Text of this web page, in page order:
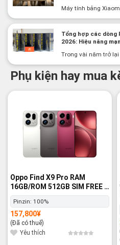
Máy tính bảng
Tổng hợp các dòng
2026: Hiệu năng
Trong vài năm trở lại
Phụ kiện hay mua
Oppo Find X9 Pro RAM
16GB/ROM 512GB SIM FREE -
Brandnew 100%
Pinzin: 100%
157,800¥
(Đã có thuế)
Yêu thích